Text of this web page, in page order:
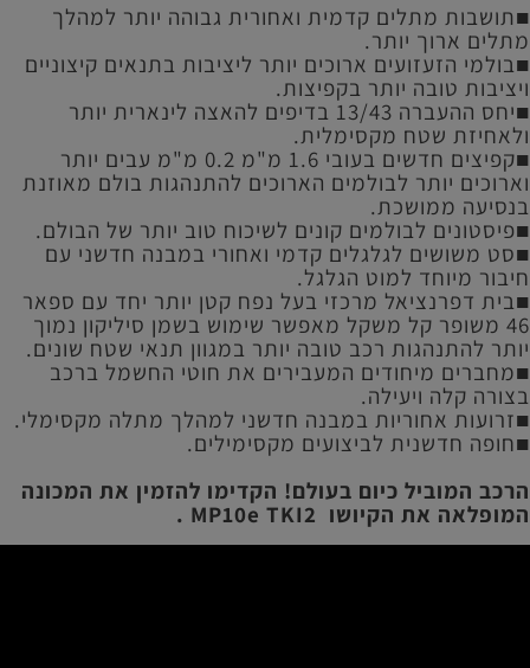
■תושבות מתלים קדמית ואחורית גבוהה יותר למהלך
מתלים ארוך יותר.
■בולמי הזעזועים ארוכים יותר ליציבות בתנאים קיצוניים
ויציבות טובה יותר בקפיצות.
■יחס ההעברה 13/43 בדיפים להאצה לינארית יותר
ולאחיזת שטח מקסימלית.
■קפיצים חדשים בעובי 1.6 מ"מ 0.2 מ"מ עבים יותר
וארוכים יותר לבולמים הארוכים להתנהגות בולם מאוזנת
בנסיעה ממושכת.
■פיסטונים לבולמים קונים לשיכוח טוב יותר של הבולם.
■סט משושים לגלגלים קדמי ואחורי במבנה חדשני עם
חיבור מיוחד למוט הגלגל.
■בית דפרנציאל מרכזי בעל נפח קטן יותר יחד עם ספאר
46 משופר קל משקל מאפשר שימוש בשמן סיליקון נמוך
יותר להתנהגות רכב טובה יותר במגוון תנאי שטח שונים.
■מחברים מיחודים המעבירים את חוטי החשמל ברכב
בצורה קלה ויעילה.
■זרועות אחוריות במבנה חדשני למהלך מתלה מקסימלי.
■חופה חדשנית לביצועים מקסימילים.
הרכב המוביל כיום בעולם! הקדימו להזמין את המכונה
המופלאה את הקיושו MP10e TKI2 .